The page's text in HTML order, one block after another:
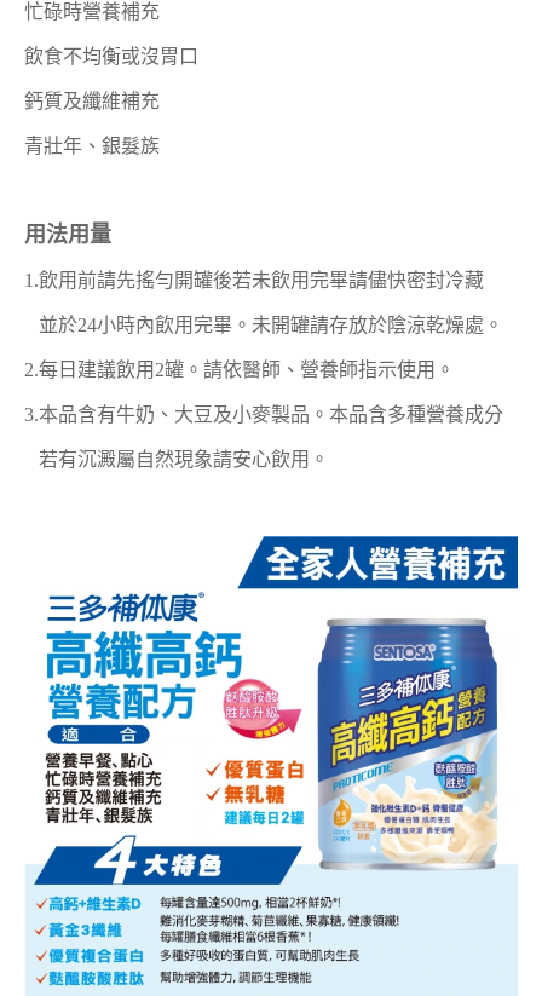
忙碌時營養補充
飲食不均衡或沒胃口
鈣質及纖維補充
青壯年、銀髮族
用法用量
1.飲用前請先搖勻開罐後若未飲用完畢請儘快密封冷藏
並於24小時內飲用完畢。未開罐請存放於陰涼乾燥處。
2.每日建議飲用2罐。請依醫師、營養師指示使用。
3.本品含有牛奶、大豆及小麥製品。本品含多種營養成分
若有沉澱屬自然現象請安心飲用。